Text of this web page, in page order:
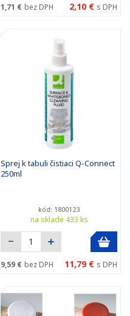
1,71 € bez DPH 2,10 € s DPH
Sprej k tabuli čistiaci Q-Connect
250ml
kód: 1800123
na sklade 433 ks
9,59 € bez DPH 11,79 € s DPH